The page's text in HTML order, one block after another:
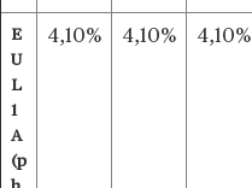
E
U
L
1
A
(p
4,10% 4,10% 4,10%